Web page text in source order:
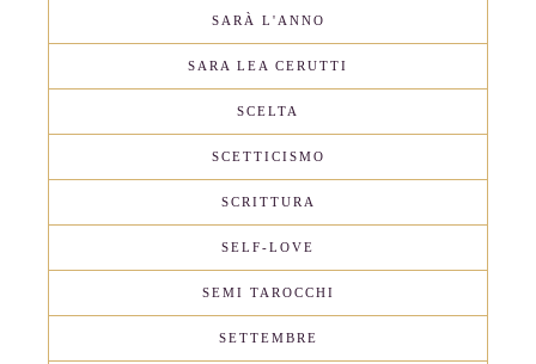
SARÀ L'ANNO
SARA LEA CERUTTI
SCELTA
SCETTICISMO
SCRITTURA
SELF-LOVE
SEMI TAROCCHI
SETTEMBRE